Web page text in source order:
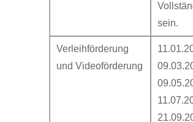
sein.
Verleihförderung
und Videoförderung